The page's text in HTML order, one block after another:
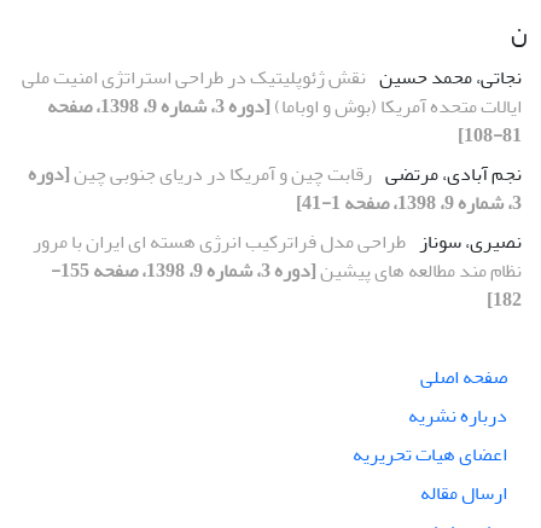
ن
نجاتی، محمد حسین نقش ژئوپلیتیک در طراحی استراتژی امنیت ملی
ایالات متحده آمریکا (بوش و اوباما)
[دوره 3، شماره 9، 1398، صفحه
81-108]
نجم آبادی، مرتضی رقابت چین و آمریکا در دریای جنوبی چین[دوره
3، شماره 9، 1398، صفحه 1-41]
نصیری، سوناز طراحی مدل فراترکیب انرژی هسته ای ایران با مرور
نظام مند مطالعه های پیشین
[دوره 3، شماره 9، 1398، صفحه 155-
182]
صفحه اصلی
درباره نشریه
اعضای هیات تحریریه
ارسال مقاله